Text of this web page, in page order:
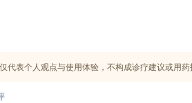
代表个人观点与使用体验，不构成诊疗建议或用药